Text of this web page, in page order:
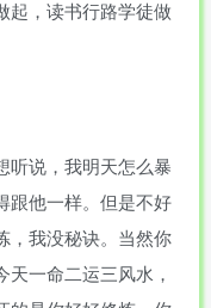
起，读书行路学徒做
听说，我明天怎么暴
跟他一样。但是不好
，我没秘诀。当然你
一命二运三风水，